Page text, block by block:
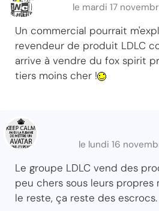
le mardi 17
Un commercial pourrait
revendeur de produit LDLC
arrive à vendre du fox spirit
tiers moins cher !
le lundi 16
Le groupe LDLC vend des
peu chers sous leurs propres
le reste, ça reste des escrocs.